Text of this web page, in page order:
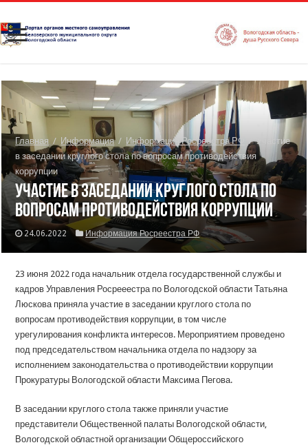
Главная / Информация / Информация Росреестра РФ / Участие
в заседании круглого стола по вопросам противодействия
коррупции
Участие в заседании круглого стола по
вопросам противодействия коррупции
24.06.2022 Информация Росреестра РФ
23 июня 2022 года начальник отдела государственной службы и
кадров Управления Росрееестра по Вологодской области Татьяна
Люскова приняла участие в заседании круглого стола по
вопросам противодействия коррупции, в том числе
урегулирования конфликта интересов. Мероприятием проведено
под председательством начальника отдела по надзору за
исполнением законодательства о противодействии коррупции
Прокуратуры Вологодской области Максима Пегова.
В заседании круглого стола также приняли участие
представители Общественной палаты Вологодской области,
Вологодской областной организации Общероссийского